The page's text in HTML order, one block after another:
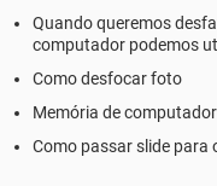
Quando queremos
computador podemos
Como desfocar foto
Memória de computador
Como passar slide para